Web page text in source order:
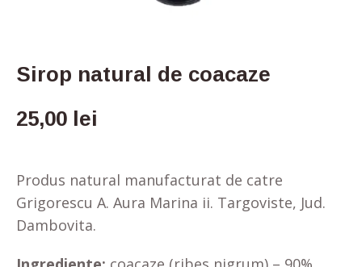
Sirop natural de coacaze
25,00 lei
Produs natural manufacturat de catre
Grigorescu A. Aura Marina ii. Targoviste, Jud.
Dambovita.